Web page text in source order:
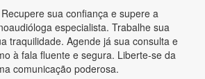
Recupere sua confiança e supere a
especialista. Trabalhe sua
traquilidade. Agende já sua consulta e
à fala fluente e segura. Liberte-se da
comunicação poderosa.